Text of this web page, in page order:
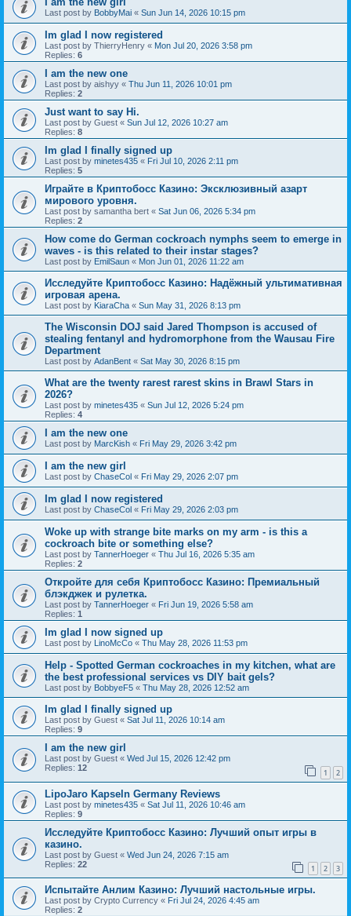
Last post by BobbyMai « Sun Jun 14, 2026 10:15 pm
Im glad I now registered
Last post by ThierryHenry « Mon Jul 20, 2026 3:58 pm
Replies: 6
I am the new one
Last post by aishyy « Thu Jun 11, 2026 10:01 pm
Replies: 2
Just want to say Hi.
Last post by Guest « Sun Jul 12, 2026 10:27 am
Replies: 8
Im glad I finally signed up
Last post by minetes435 « Fri Jul 10, 2026 2:11 pm
Replies: 5
Играйте в Криптобосс Казино: Эксклюзивный азарт
мирового уровня.
Last post by samantha bert « Sat Jun 06, 2026 5:34 pm
Replies: 2
How come do German cockroach nymphs seem to emerge in
waves - is this related to their instar stages?
Last post by EmilSaun « Mon Jun 01, 2026 11:22 am
Исследуйте Криптобосс Казино: Надёжный ультимативная
игровая арена.
Last post by KiaraCha « Sun May 31, 2026 8:13 pm
The Wisconsin DOJ said Jared Thompson is accused of
stealing fentanyl and hydromorphone from the Wausau Fire
Department
Last post by AdanBent « Sat May 30, 2026 8:15 pm
What are the twenty rarest rarest skins in Brawl Stars in
2026?
Last post by minetes435 « Sun Jul 12, 2026 5:24 pm
Replies: 4
I am the new one
Last post by MarcKish « Fri May 29, 2026 3:42 pm
I am the new girl
Last post by ChaseCol « Fri May 29, 2026 2:07 pm
Im glad I now registered
Last post by ChaseCol « Fri May 29, 2026 2:03 pm
Woke up with strange bite marks on my arm - is this a
cockroach bite or something else?
Last post by TannerHoeger « Thu Jul 16, 2026 5:35 am
Replies: 2
Откройте для себя Криптобосс Казино: Премиальный
блэкджек и рулетка.
Last post by TannerHoeger « Fri Jun 19, 2026 5:58 am
Replies: 1
Im glad I now signed up
Last post by LinoMcCo « Thu May 28, 2026 11:53 pm
Help - Spotted German cockroaches in my kitchen, what are
the best professional services vs DIY bait gels?
Last post by BobbyeF5 « Thu May 28, 2026 12:52 am
Im glad I finally signed up
Last post by Guest « Sat Jul 11, 2026 10:14 am
Replies: 9
I am the new girl
Last post by Guest « Wed Jul 15, 2026 12:42 pm
Replies: 12 1 2
LipoJaro Kapseln Germany Reviews
Last post by minetes435 « Sat Jul 11, 2026 10:46 am
Replies: 9
Исследуйте Криптобосс Казино: Лучший опыт игры в
казино.
Last post by Guest « Wed Jun 24, 2026 7:15 am
Replies: 22 1 2 3
Испытайте Анлим Казино: Лучший настольные игры.
Last post by Crypto Currency « Fri Jul 24, 2026 4:45 am
Replies: 2